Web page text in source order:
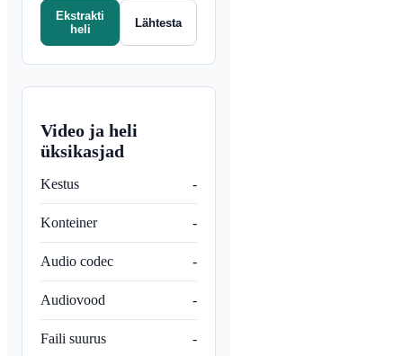
Ekstrakti
heli
Lähtesta
Video ja heli
üksikasjad
Kestus -
Konteiner -
Audio codec -
Audiovood -
Faili suurus -